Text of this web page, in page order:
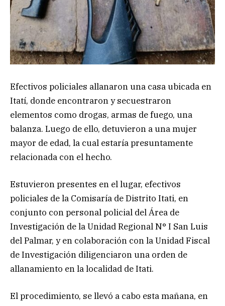
Efectivos policiales allanaron una casa ubicada en
Itatí, donde encontraron y secuestraron
elementos como drogas, armas de fuego, una
balanza. Luego de ello, detuvieron a una mujer
mayor de edad, la cual estaría presuntamente
relacionada con el hecho.
Estuvieron presentes en el lugar, efectivos
policiales de la Comisaría de Distrito Itati, en
conjunto con personal policial del Área de
Investigación de la Unidad Regional N° I San Luis
del Palmar, y en colaboración con la Unidad Fiscal
de Investigación diligenciaron una orden de
allanamiento en la localidad de Itati.
El procedimiento, se llevó a cabo esta mañana, en